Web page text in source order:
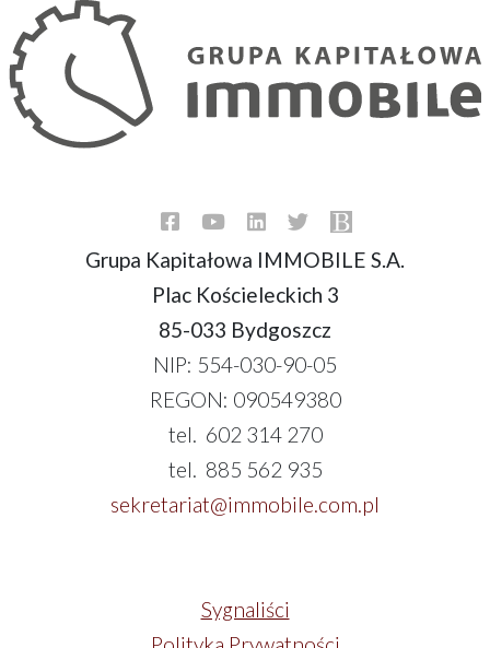
Grupa Kapitałowa IMMOBILE S.A.
Plac Kościeleckich 3
85-033 Bydgoszcz
NIP: 554-030-90-05
REGON: 090549380
tel. 602 314 270
tel. 885 562 935
sekretariat@immobile.com.pl
Sygnaliści